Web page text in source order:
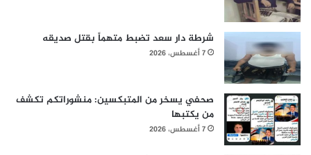
شرطة دار سعد تضبط متهماً بقتل صديقه
7 أغسطس، 2026
صحفي يسخر من المتبكسين: منشوراتكم تكشف
من يكتبها
7 أغسطس، 2026